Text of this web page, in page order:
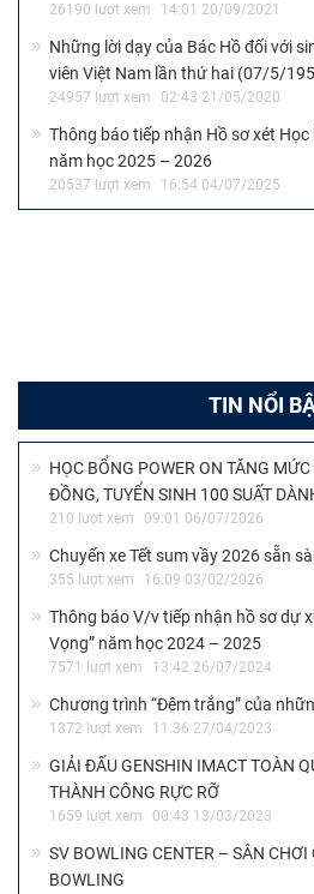
26190 lượt xem 14:01 20/09/2021
Những lời dạy của Bác Hồ đối với
viên Việt Nam lần thứ hai (07/5/
24957 lượt xem 02:43 21/05/2020
Thông báo tiếp nhận Hồ sơ xét Học
năm học 2025 – 2026
20537 lượt xem 16:54 04/07/2025
TIN NỔI
HỌC BỔNG POWER ON TĂNG
ĐỒNG, TUYỂN SINH 100 SUẤT
210 lượt xem 09:01 06/07/2026
Chuyến xe Tết sum vầy 2026 sẵn
355 lượt xem 16:09 03/02/2026
Thông báo V/v tiếp nhận hồ sơ dự
Vọng” năm học 2024 – 2025
7571 lượt xem 13:42 26/07/2024
Chương trình “Đêm trắng” của
1372 lượt xem 11:36 27/04/2023
GIẢI ĐẤU GENSHIN IMACT TOÀN
THÀNH CÔNG RỰC RỠ
1659 lượt xem 00:43 13/03/2023
SV BOWLING CENTER – SÂN CHƠI
BOWLING